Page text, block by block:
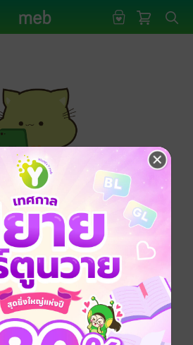
บก่อนดำเนินรายการด้วยค่ะ
กอินเข้าระบบ